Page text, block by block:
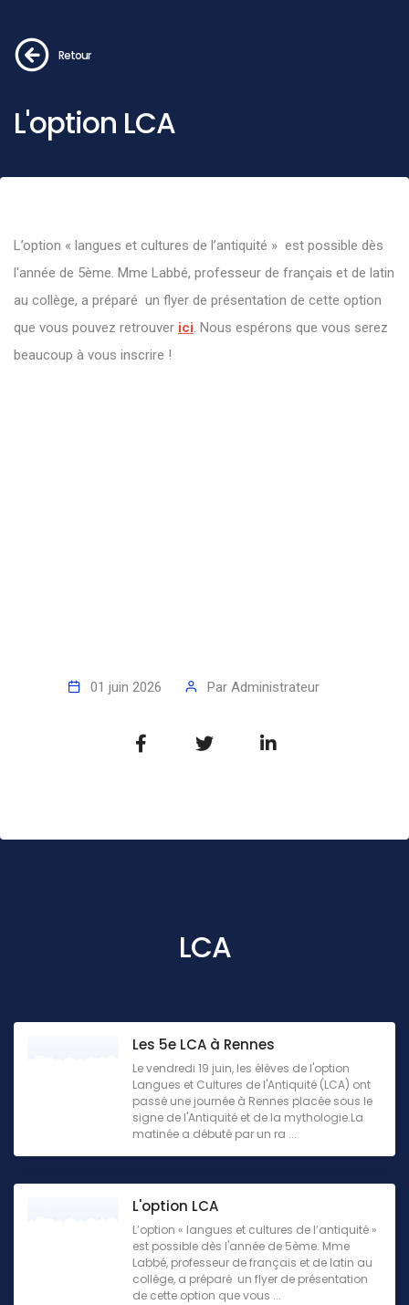
Retour
L'option LCA
L’option « langues et cultures de l’antiquité » est possible dès
l'année de 5ème. Mme Labbé, professeur de français et de latin
au collège, a préparé un flyer de présentation de cette option
que vous pouvez retrouver ici. Nous espérons que vous serez
beaucoup à vous inscrire !
01 juin 2026 Par Administrateur
LCA
Les 5e LCA à Rennes
Le vendredi 19 juin, les élèves de l'option
Langues et Cultures de l'Antiquité (LCA) ont
passé une journée à Rennes placée sous le
signe de l'Antiquité et de la mythologie.La
matinée a débuté par un ra ...
L'option LCA
L’option « langues et cultures de l’antiquité »
est possible dès l'année de 5ème. Mme
Labbé, professeur de français et de latin au
collège, a préparé un flyer de présentation
de cette option que vous ...